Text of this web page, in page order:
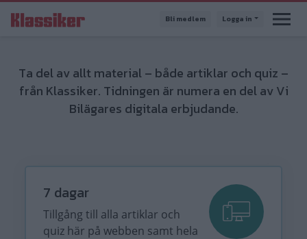
till
Bli medlem Logga in
Ta del av allt material – både artiklar och quiz –
från Klassiker. Tidningen är numera en del av Vi
Bilägares digitala erbjudande.
7 dagar
Tillgång till alla artiklar och
quiz här på webben samt hela